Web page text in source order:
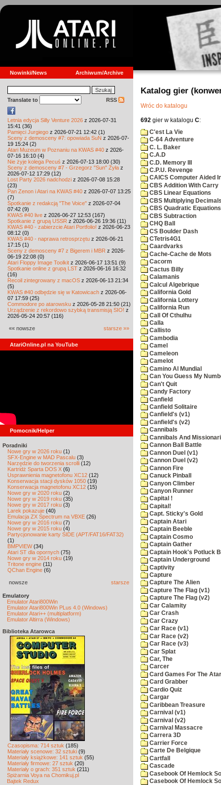
Nowinki/News Archiwum/Archive
Translate to RSS
Letnia edycja Silly Venture 2026 z 2026-07-31
15:41 (36)
Pamięci Jurgiego z 2026-07-21 12:42 (1)
Sceny z demosceny #7: opowiada SuN z 2026-07-
19 15:24 (2)
Atari Muzeum w Poznaniu na KWAS #40 z 2026-
07-16 16:10 (4)
Nie żyje kolega Pecuś z 2026-07-13 18:00 (30)
Sceny z demosceny #7 - Grzegorz "Sun" Żyła z
2026-07-12 17:29 (12)
Lost Party 2026 nadchodzi z 2026-07-08 15:28
(23)
Pan Zenon i Atari na KWAS #40 z 2026-07-07 13:25
(7)
Spotkanie z redakcją "The Voice" z 2026-07-04
07:42 (9)
KWAS #40 live z 2026-06-27 12:53 (167)
Spotkanie z grupą USSR z 2026-06-26 19:36 (11)
KWAS #40 - zabierzcie Atari Portfolio! z 2026-06-23
08:12 (0)
KWAS #40 - naprawa retrosprzętu z 2026-06-21
17:15 (1)
Sceny z demosceny #7 z Bigerem i MBR z 2026-
06-19 22:08 (0)
Atari Floppy Image Toolkit z 2026-06-17 13:51 (9)
Spotkanie online z grupą LST z 2026-06-16 16:32
(16)
Recoil zintegrowany z macOS z 2026-06-13 21:34
(5)
KWAS #40 odbędzie się w Katowicach z 2026-06-
07 17:59 (25)
Commodore po atarowsku z 2026-05-28 21:50 (21)
Urządzenie z rekordowo szybką transmisją SIO! z
2026-05-24 20:57 (116)
«« nowsze starsze »»
AtariOnline.pl na YouTube
Pomocnik/Helper
Poradniki
Nowe gry w 2026 roku (1)
SFX-Engine w MAD Pascalu (3)
Narzędzie do tworzenia scrolli (12)
Kartridż Sparta DOS X (6)
Usprawnienia magnetofonu XC12 (12)
Konserwacja stacji dysków 1050 (19)
Konserwacja magnetofonu XC12 (15)
Nowe gry w 2020 roku (2)
Nowe gry w 2019 roku (35)
Nowe gry w 2017 roku (3)
Larek pokazuje (40)
Emulacja ZX Spectrum na VBXE (26)
Nowe gry w 2016 roku (7)
Nowe gry w 2015 roku (4)
Partycjonowanie karty SIDE (APT/FAT16/FAT32)
(1)
BMPVIEW(34)
Atari ST dla opornych (75)
Nowe gry w 2014 roku (19)
Tritone engine (11)
QChan Engine (6)
nowsze starsze
Emulatory
Emulator Atari800Win
Emulator Atari800Win PLus 4.0 (Windows)
Emulator Atari++ (multiplatform)
Emulator Altirra (Windows)
Biblioteka Atarowca
Czasopisma: 714 sztuk (185)
Materiały scenowe: 32 sztuki (9)
Materiały książkowe: 141 sztuk (55)
Materiały firmowe: 27 sztuk (20)
Materiały o grach: 351 sztuk (211)
Spiżarnia Voya na Chomikuj.pl
Bajtek Redux
Katalog gier
Wróc do katalogu
692 gier w katalogu C:
C'est La Vie
C-64 Adventure
C. L. Baker
C.A.D
C.D. Memory III
C.P.U. Revenge
CAICS Computer Aided
CBS Addition With Carry
CBS Linear Equations
CBS Multiplying
CBS Quadratic Equations
CBS Subtraction
CHQ Ball
CS Boulder Dash
CTetris4G1
Caardvarks
Cache-Cache de Mots
Cacorm
Cactus Billy
Calamanis
Calcul Algebrique
California Gold
California Lottery
California Run
Call Of Cthulhu
Calla
Callisto
Cambodia
Camel
Cameleon
Camelot
Camino Al Mundial
Can You Guess My
Can't Quit
Candy Factory
Canfield
Canfield Solitaire
Canfield's (v1)
Canfield's (v2)
Cannibals
Cannibals And
Cannon Ball Battle
Cannon Duel (v1)
Cannon Duel (v2)
Cannon Fire
Canuck Pinball
Canyon Climber
Canyon Runner
Capital !
Capital!
Capt. Sticky's Gold
Captain Atari
Captain Beeble
Captain Cosmo
Captain Gather
Captain Hook's Potluck
Captain Underground
Captivity
Capture
Capture The Alien
Capture The Flag (v1)
Capture The Flag (v2)
Car Calamity
Car Crash
Car Crazy
Car Race (v1)
Car Race (v2)
Car Race (v3)
Car Splat
Car, The
Carcer
Card Games For The
Card Grabber
Cardio Quiz
Cargar
Caribbean Treasure
Carnival (v1)
Carnival (v2)
Carnival Massacre
Carrera 3D
Carrier Force
Carte De Belgique
Cartfall
Cascade
Casebook Of Hemlock
Casebook Of Hemlock